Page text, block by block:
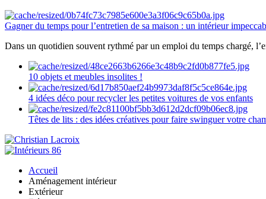
Gagner du temps pour l’entretien de sa maison : un intérieur
Dans un quotidien souvent rythmé par un emploi du temps chargé,
10 objets et meubles insolites !
4 idées déco pour recycler les petites voitures de vos enfants
Têtes de lits : des idées créatives pour faire swinguer votre
Accueil
Aménagement intérieur
Extérieur